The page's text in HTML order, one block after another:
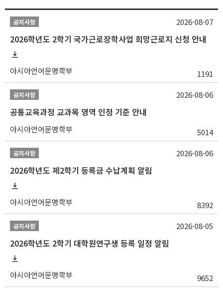
공지사항
2026학년도 2학기 국가근로장학사업 희망근로지 신청 안내
아시아언어문명학부 1191
2026-08-07
공지사항
공통교육과정 교과목 영역 인정 기준 안내
아시아언어문명학부 5014
2026-08-06
공지사항
2026학년도 제2학기 등록금 수납계획 알림
아시아언어문명학부 8392
2026-08-06
공지사항
2026학년도 2학기 대학원연구생 등록 일정 알림
아시아언어문명학부 9652
2026-08-05